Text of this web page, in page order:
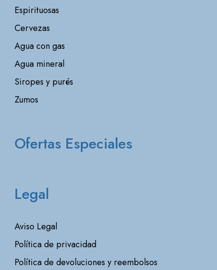
Espirituosas
Cervezas
Agua con gas
Agua mineral
Siropes y purés
Zumos
Ofertas Especiales
Legal
Aviso Legal
Política de privacidad
Política de devoluciones y reembolsos